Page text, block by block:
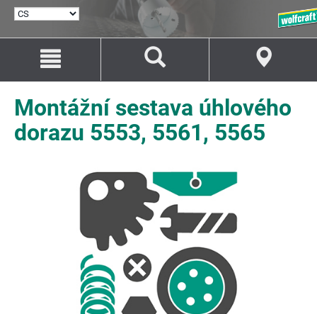
Obsah
Navigaci
Montážní sestava úhlového
dorazu 5553, 5561, 5565